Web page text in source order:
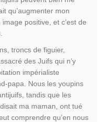
qu’augmenter mon
positive, et c’est de
troncs de figuier,
des Juifs qui n’y
impérialiste
papa. Nous les youpins
tandis que les
ma maman, ont tué
comprendre qu’en nous